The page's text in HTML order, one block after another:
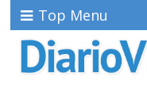
Top Menu